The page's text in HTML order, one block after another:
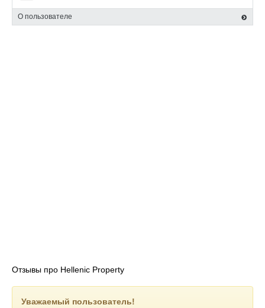
О пользователе
Отзывы про Hellenic Property
Уважаемый пользователь!